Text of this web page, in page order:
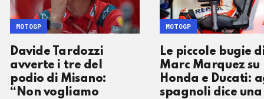
Davide Tardozzi
avverte i tre del
podio di Misano:
“Non vogliamo
MOTOGP
Le piccole bugie
Marc Marquez su
Honda e Ducati:
spagnoli dice una
MOTOGP